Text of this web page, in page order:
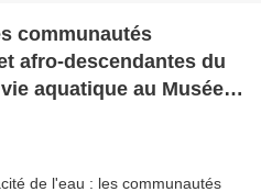
communautés
afro-descendantes du
aquatique au Musée